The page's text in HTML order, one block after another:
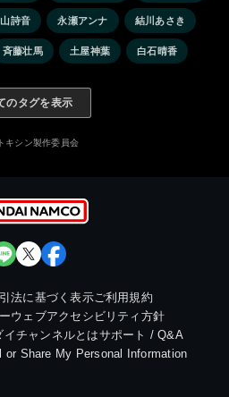
詩音 永瀬アンナ 結川あさき
斉藤壮馬 土屋神葉 白石晴香
のタグを表示
キシン製作委員会
法に基づく表示ご利用規約
ウェブアクセシビリティ方針
イチャンネルとはサポート / Q&A
or Share My Personal Information